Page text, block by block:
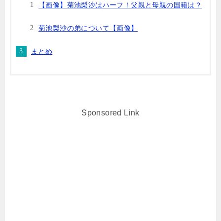
【画像】菊池梨沙はハーフ！父親と母親の国籍は？
菊池梨沙の弟について【画像】
まとめ
Sponsored Link